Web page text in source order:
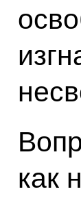
как